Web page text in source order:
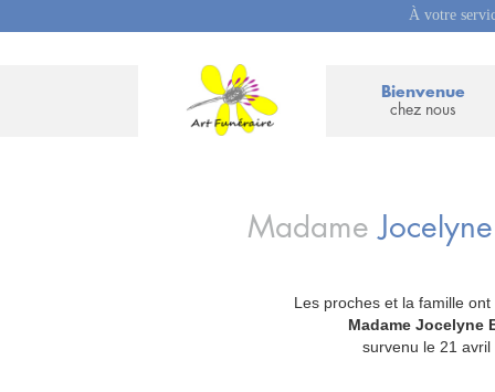
À votre
Bienvenue
chez nous
Madame
Les proches et la famille
Madame Jocelyne
survenu le 21